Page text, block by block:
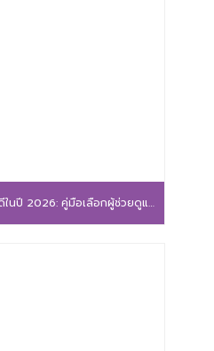
อเลือกผู้ช่วยดูแลลูกน้อยให้ปลอดภัยและอุ่นใจ